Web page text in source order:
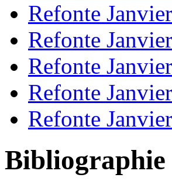
Refonte
Refonte
Refonte
Refonte
Refonte
Bibliographie